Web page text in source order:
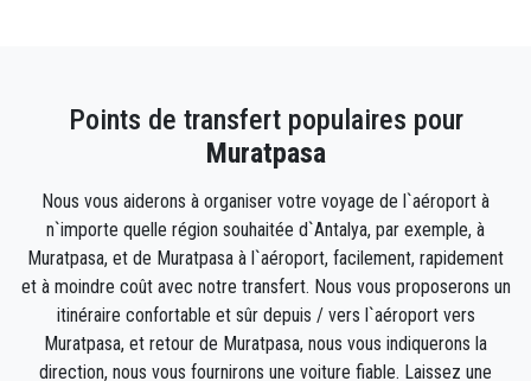
L'économie du village est basée sur l'agriculture et
l'élevage. Il y a aussi le tourisme. Il existe de
nombreux cols marins vivant à Antalya serik et
Manavgat.
Muratpasa est la ville qui combine la vie moderne
avec un cadre ancien, où le passé et le présent
cohabitent en harmonie.
Comment se rendre à Muratpaşa ?
Points de transfert populaires pour
Muratpasa
Nous vous aiderons à organiser votre voyage de l`aéroport à
n`importe quelle région souhaitée d`Antalya, par exemple, à
Muratpasa, et de Muratpasa à l`aéroport, facilement, rapidement
et à moindre coût avec notre transfert. Nous vous proposerons un
itinéraire confortable et sûr depuis / vers l`aéroport vers
Muratpasa, et retour de Muratpasa, nous vous indiquerons la
direction, nous vous fournirons une voiture fiable. Laissez une